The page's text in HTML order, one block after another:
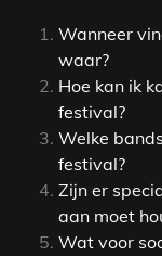
Wanneer
waar?
Hoe kan ik
festival?
Welke
festival?
Zijn er
aan moet
Wat voor